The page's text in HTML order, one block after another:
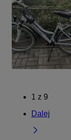
1 z 9
Dalej